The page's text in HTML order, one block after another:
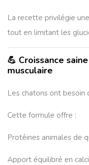
La recette privilégie
tout en limitant les
💪 Croissance
musculaire
Les chatons ont besoin
Cette formule offre :
Protéines animales de
Apport équilibré en